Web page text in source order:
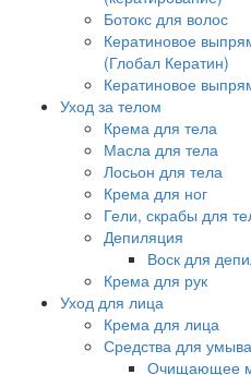
Ботокс для волос
Кератиновое
(Глобал Кератин)
Кератиновое
Уход за телом
Крема для тела
Масла для тела
Лосьон для тела
Крема для ног
Гели, скрабы для
Депиляция
Воск для
Крема для рук
Уход для лица
Крема для лица
Средства для
Очищающее